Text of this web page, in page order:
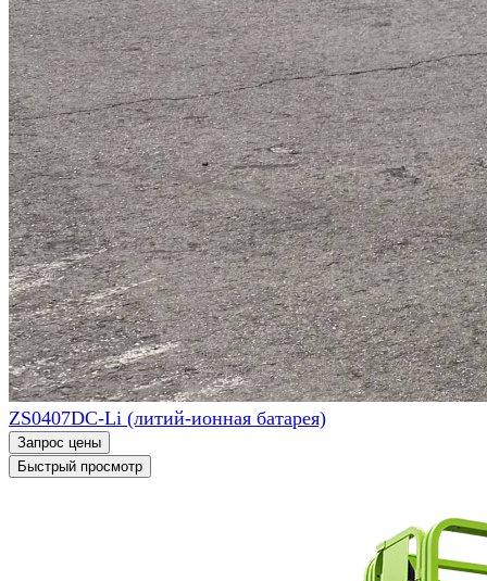
ZS0407DC-Li (литий-ионная батарея)
Запрос цены
Быстрый просмотр